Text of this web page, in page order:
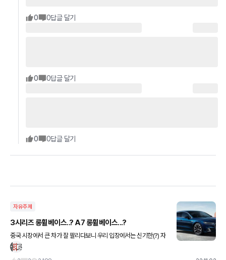
0 0답글 달기
0 0답글 달기
0 0답글 달기
자유주제
3시리즈 롱휠베이스..? A7 롱휠베이스...?
중국 시장에서 큰 차가 잘 팔리다보니 우리 입장에서는 신기한(?) 자
동차도 많습니다